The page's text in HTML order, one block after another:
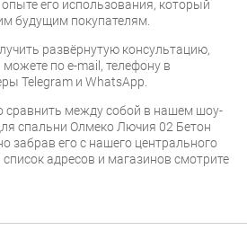
его использования, который
будущим покупателям.
развёрнутую консультацию,
по e-mail, телефону в
Telegram и WhatsApp.
между собой в нашем шоу-
спальни Олмеко Лючия 02 Бетон
забрав его с нашего центрального
адресов и магазинов смотрите